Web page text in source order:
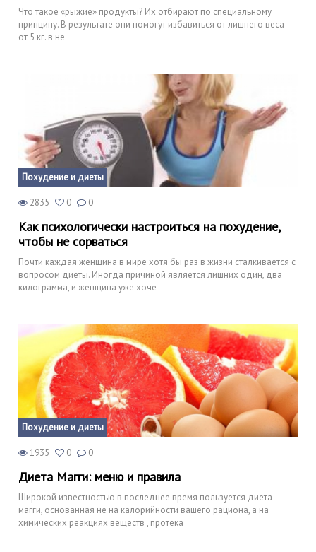
Что такое «рыжие» продукты? Их отбирают по специальному
принципу. В результате они помогут избавиться от лишнего веса –
от 5 кг. в не
Похудение и диеты
2835 0 0
Как психологически настроиться на похудение,
чтобы не сорваться
Почти каждая женщина в мире хотя бы раз в жизни сталкивается с
вопросом диеты. Иногда причиной является лишних один, два
килограмма, и женщина уже хоче
Похудение и диеты
1935 0 0
Диета Магги: меню и правила
Широкой известностью в последнее время пользуется диета
магги, основанная не на калорийности вашего рациона, а на
химических реакциях веществ , протека